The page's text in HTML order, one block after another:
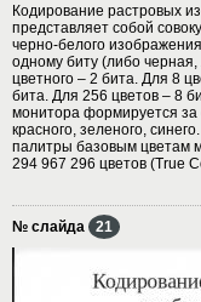
Кодирование растровых
представляет собой
черно-белого
одному биту (либо
цветного – 2 бита. Для 8
бита. Для 256 цветов – 8
монитора формируется за
красного, зеленого,
палитры базовым цветам
294 967 296 цветов (True
№ слайда 21